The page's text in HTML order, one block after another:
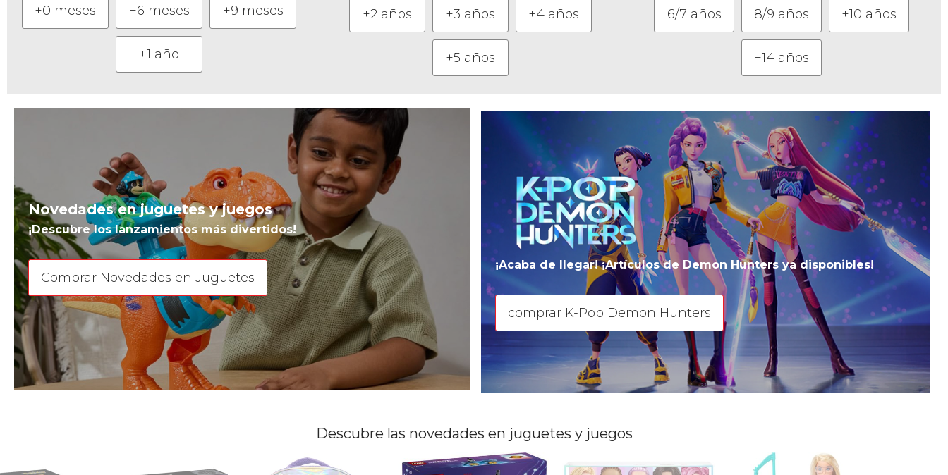
+0 meses +6 meses +9 meses
+1 año
+2 años +3 años +4 años
+5 años
6/7 años 8/9 años +10 años
+14 años
Novedades en juguetes y juegos
¡Descubre los lanzamientos más divertidos!
Comprar Novedades en Juguetes
¡Acaba de llegar! ¡Artículos de Demon Hunters ya disponibles!
comprar K-Pop Demon Hunters
Descubre las novedades en juguetes y juegos